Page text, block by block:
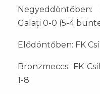
Galați 0-0 (5-4
Elődöntőben: FK
Bronzmeccs: FK
1-8